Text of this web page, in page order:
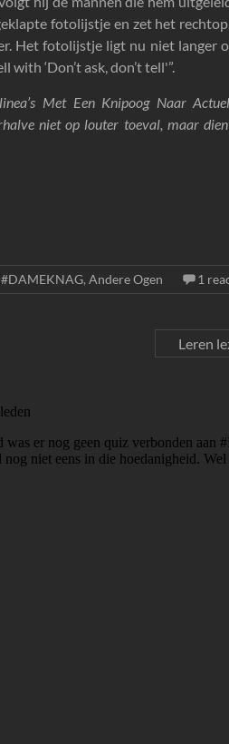
fotolijstje en zet het
Het fotolijstje ligt nu niet langer
with ‘Don’t ask, don’t tell'”.
Met Een Knipoog Naar
niet op louter toeval, maar
#DAMEKNAG, Andere Ogen 1
Leren